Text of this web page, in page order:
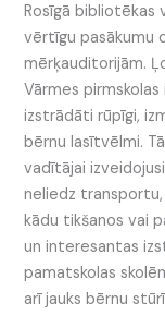
Rosīgā bibliotēkas
vērtīgu pasākumu
mērķauditorijām.
Vārmes
izstrādāti rūpīgi,
bērnu lasītvēlmi.
vadītājai
neliedz
kādu tikšanos vai
un interesantas
pamatskolas
arī jauks bērnu